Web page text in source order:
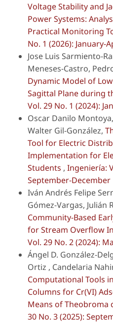
Voltage Stability and
Power Systems:
Practical Monitoring
No. 1 (2026): January-
Jose Luis Sarmiento-
Meneses-Castro,
Dynamic Model of
Sagittal Plane during
Vol. 29 No. 1 (2024):
Oscar Danilo
Walter Gil-González,
Tool for Electric
Implementation for
Students , Ingeniería:
September-December
Iván Andrés Felipe
Gómez-Vargas, Julián
Community-Based
for Stream Overflow
Vol. 29 No. 2 (2024):
Ángel D. González-
Ortiz , Candelaria
Computational Tools
Columns for Cr(VI)
Means ofTheobroma
30 No. 3 (2025):